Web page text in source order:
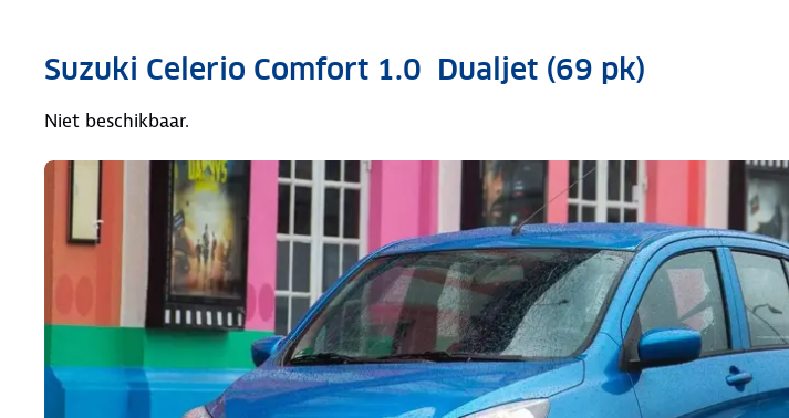
Suzuki Celerio Comfort 1.0 Dualjet (69 pk)
Niet beschikbaar.